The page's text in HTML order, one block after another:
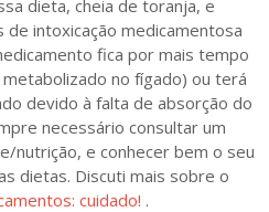
dieta, cheia de toranja, e
intoxicação medicamentosa
fica por mais tempo
no fígado) ou terá
devido à falta de absorção do
necessário consultar um
nutrição, e conhecer bem o seu
dietas. Discuti mais sobre o
cuidado! .